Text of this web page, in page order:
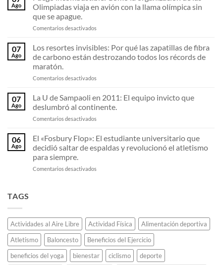
la
Cómo
cruzados
dominaron
una
del
chileno.
Ago
Olimpiadas viaja en avión con la llama olímpica sin
que se apague.
Comentarios desactivados
incombustible:
la
de
Olimpiadas
en
avión
la
llama
olímpica
que
07
Ago
Los resortes invisibles: Por qué las zapatillas de fibra
de carbono están destrozando todos los récords de
maratón.
Comentarios desactivados
resortes
Por
qué
zapatillas
fibra
carbono
de
maratón.
07
Ago
La U de Sampaoli en 2011: El equipo invicto que
deslumbró al continente.
Comentarios desactivados
U
Sampaoli
2011:
al
continente.
06
Ago
El «Fosbury Flop»: El estudiante universitario que
decidió saltar de espaldas y revolucionó el atletismo
para siempre.
Comentarios desactivados
universitario
que
decidió
saltar
espaldas
TAGS
Actividades al Aire Libre Actividad Física
Alimentación deportiva
Atletismo
Baloncesto
Beneficios del Ejercicio
beneficios del yoga
bienestar ciclismo
deporte